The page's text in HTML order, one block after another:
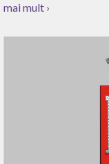
mai mult ›